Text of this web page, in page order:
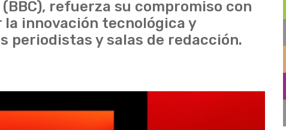
refuerza su compromiso con
innovación tecnológica y
periodistas y salas de redacción.